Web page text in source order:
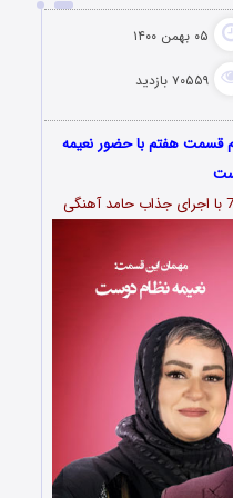
۰۵ بهمن ۱۴۰۰
۷۰۵۵۹ بازدید
قسمت هفتم با حضور نعیمه